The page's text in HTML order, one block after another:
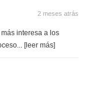
2 meses atrás
interesa a los
... [leer más]